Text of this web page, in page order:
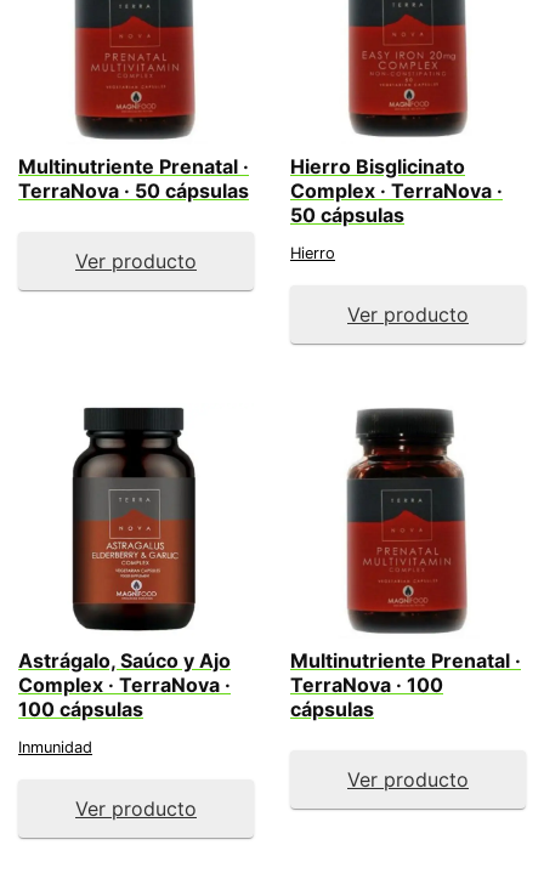
Multinutriente Prenatal ·
TerraNova · 50 cápsulas
Ver producto
Hierro Bisglicinato
Complex · TerraNova ·
50 cápsulas
Hierro
Ver producto
Astrágalo, Saúco y Ajo
Complex · TerraNova ·
100 cápsulas
Inmunidad
Ver producto
Multinutriente Prenatal ·
TerraNova · 100
cápsulas
Ver producto